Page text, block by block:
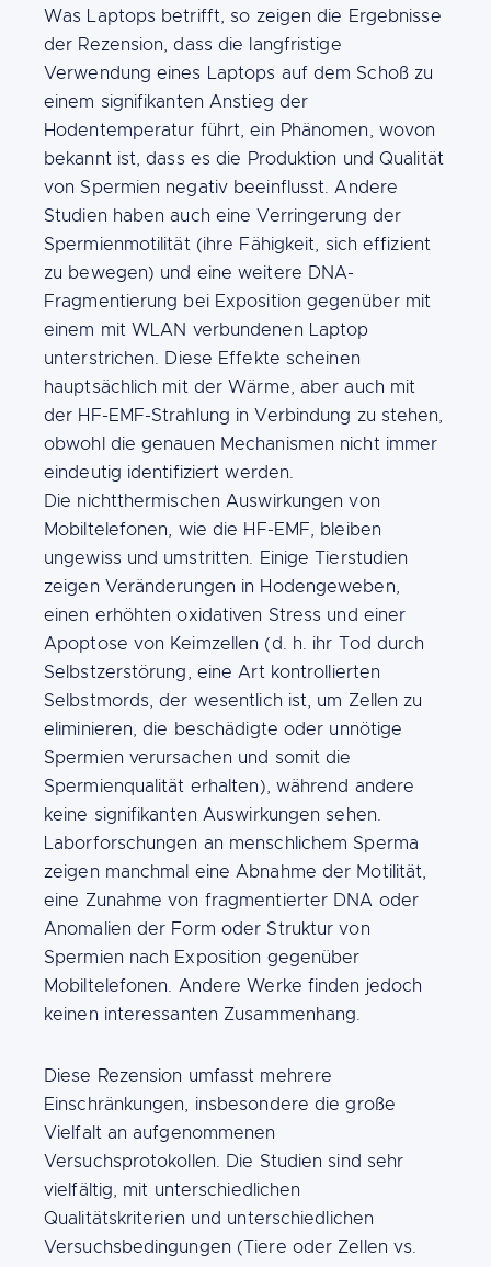
Was Laptops betrifft, so zeigen die Ergebnisse
der Rezension, dass die langfristige
Verwendung eines Laptops auf dem Schoß zu
einem signifikanten Anstieg der
Hodentemperatur führt, ein Phänomen, wovon
bekannt ist, dass es die Produktion und Qualität
von Spermien negativ beeinflusst. Andere
Studien haben auch eine Verringerung der
Spermienmotilität (ihre Fähigkeit, sich effizient
zu bewegen) und eine weitere DNA-
Fragmentierung bei Exposition gegenüber mit
einem mit WLAN verbundenen Laptop
unterstrichen. Diese Effekte scheinen
hauptsächlich mit der Wärme, aber auch mit
der HF-EMF-Strahlung in Verbindung zu stehen,
obwohl die genauen Mechanismen nicht immer
eindeutig identifiziert werden.
Die nichtthermischen Auswirkungen von
Mobiltelefonen, wie die HF-EMF, bleiben
ungewiss und umstritten. Einige Tierstudien
zeigen Veränderungen in Hodengeweben,
einen erhöhten oxidativen Stress und einer
Apoptose von Keimzellen (d. h. ihr Tod durch
Selbstzerstörung, eine Art kontrollierten
Selbstmords, der wesentlich ist, um Zellen zu
eliminieren, die beschädigte oder unnötige
Spermien verursachen und somit die
Spermienqualität erhalten), während andere
keine signifikanten Auswirkungen sehen.
Laborforschungen an menschlichem Sperma
zeigen manchmal eine Abnahme der Motilität,
eine Zunahme von fragmentierter DNA oder
Anomalien der Form oder Struktur von
Spermien nach Exposition gegenüber
Mobiltelefonen. Andere Werke finden jedoch
keinen interessanten Zusammenhang.
Diese Rezension umfasst mehrere
Einschränkungen, insbesondere die große
Vielfalt an aufgenommenen
Versuchsprotokollen. Die Studien sind sehr
vielfältig, mit unterschiedlichen
Qualitätskriterien und unterschiedlichen
Versuchsbedingungen (Tiere oder Zellen vs.